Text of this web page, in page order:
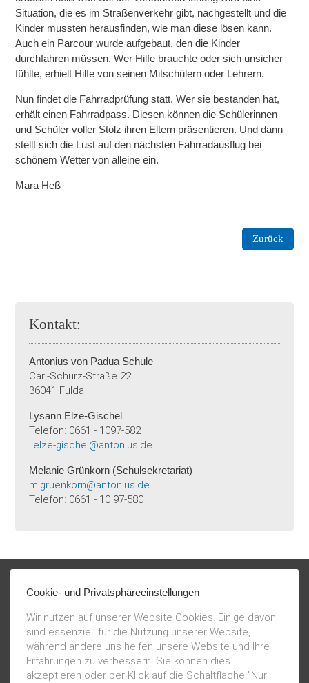
Situation, die es im Straßenverkehr gibt, nachgestellt und die
Kinder mussten herausfinden, wie man diese lösen kann.
Auch ein Parcour wurde aufgebaut, den die Kinder
durchfahren müssen. Wer Hilfe brauchte oder sich unsicher
fühlte, erhielt Hilfe von seinen Mitschülern oder Lehrern.
Nun findet die Fahrradprüfungstatt. Wer sie bestanden hat,
erhält einen Fahrradpass. Diesen können die Schülerinnen
und Schüler voller Stolz ihren Eltern präsentieren. Und dann
stellt sich die Lust auf den nächsten Fahrradausflug bei
schönem Wetter von alleine ein.
Mara Heß
Zurück
Kontakt:
Antonius von Padua Schule
Carl-Schurz-Straße 22
36041 Fulda
Lysann Elze-Gischel
Telefon: 0661 - 1097-582
l.elze-gischel@antonius.de
Melanie Grünkorn (Schulsekretariat)
m.gruenkorn@antonius.de
Telefon: 0661 - 10 97-580
Cookie- und Privatsphäreeinstellungen
Wir nutzen auf unserer Website Cookies. Einige davon
sind essenziell für die Nutzung unserer Website,
während andere uns helfen unsere Website und Ihre
Erfahrungen zu verbessern. Sie können dies
akzeptieren oder per Klick auf die Schaltfläche "Nur